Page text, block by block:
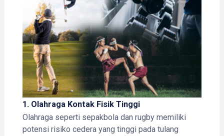
1. Olahraga Kontak Fisik Tinggi
Olahraga seperti sepakbola dan rugby memiliki
potensi risiko cedera yang tinggi pada tulang